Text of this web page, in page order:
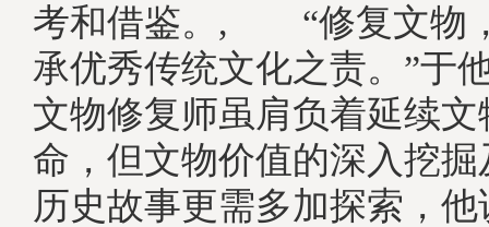
考和借鉴。, “修复文物
承优秀传统文化之责。”于
文物修复师虽肩负着延续
命，但文物价值的深入挖
历史故事更需多加探索，